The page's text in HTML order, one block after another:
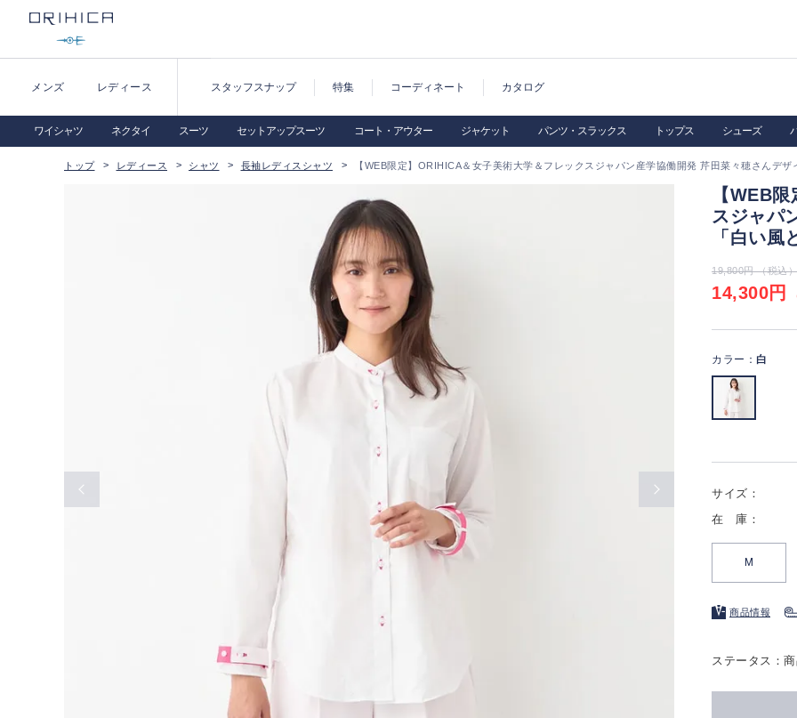
メンズ レディース スタッフスナップ 特集 コーディネート カタログ
ワイシャツ ネクタイ スーツ セットアップスーツ コート・アウター ジャケット パンツ・スラックス トップス シューズ
トップ レディース シャツ 長袖レディスシャツ 【WEB限定】ORIHICA＆女子美術大学＆フレックスジャパン産学協働開発 芹田菜々穂さんデザ
【WEB
スジャパ
「白い風
19,800円 （税込）
14,300円
カラー： 白
サイズ：
在 庫：
M
商品情報
ステータス：